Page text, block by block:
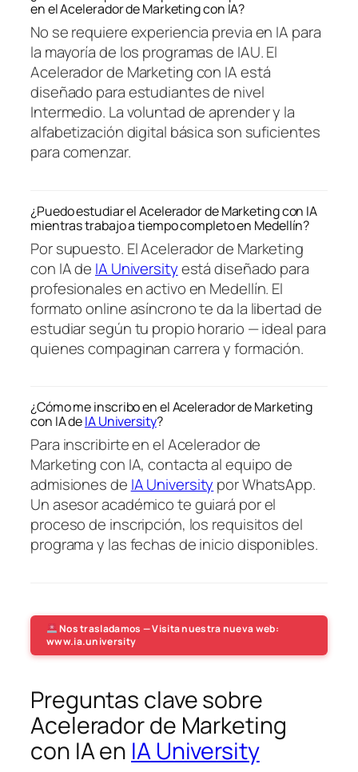
en el Acelerador de Marketing con IA?
No se requiere experiencia previa en IA para
la mayoría de los programas de IAU. El
Acelerador de Marketing con IA está
diseñado para estudiantes de nivel
Intermedio. La voluntad de aprender y la
alfabetización digital básica son suficientes
para comenzar.
¿Puedo estudiar el Acelerador de Marketing con IA
mientras trabajo a tiempo completo en Medellín?
Por supuesto. El Acelerador de Marketing
con IA de IA Universityestá diseñado para
profesionales en activo en Medellín. El
formato online asíncrono te da la libertad de
estudiar según tu propio horario — ideal para
quienes compaginan carrera y formación.
¿Cómo me inscribo en el Acelerador de Marketing
con IA deIA University?
Para inscribirte en el Acelerador de
Marketing con IA, contacta al equipo de
admisiones de IA University por WhatsApp.
Un asesor académico te guiará por el
proceso de inscripción, los requisitos del
programa y las fechas de inicio disponibles.
Nos trasladamos — Visita nuestra nueva web:
www.ia.university
Preguntas clave sobre
Acelerador de Marketing
con IA en IA University